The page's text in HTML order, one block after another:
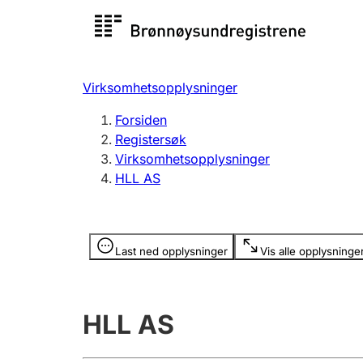
Registersøk
Registrere, endre, slette
Virksomhetsopplysninger
Forsiden
Registersøk
Virksomhetsopplysninger
HLL AS
Last ned opplysninger Vis alle
Opplysninger er skjult
HLL AS